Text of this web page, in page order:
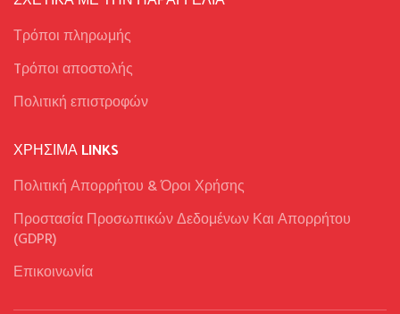
Τρόποι πληρωμής
Tρόποι αποστολής
Πολιτική επιστροφών
ΧΡΉΣΙΜΑ LINKS
Πολιτική Απορρήτου & Όροι Χρήσης
Προστασία Προσωπικών Δεδομένων Και Απορρήτου
(GDPR)
Επικοινωνία